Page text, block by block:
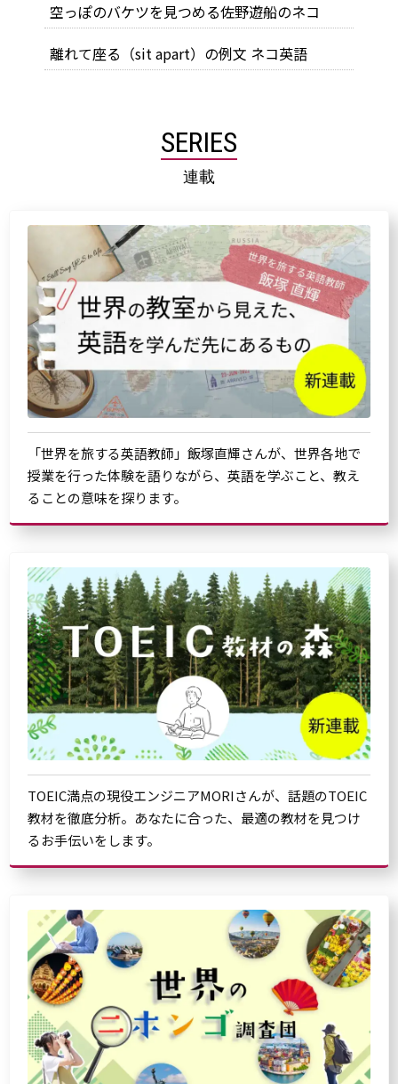
空っぽのバケツを見つめる佐野遊船のネコ
離れて座る（sit apart）の例文 ネコ英語
SERIES
連載
「世界を旅する英語教師」飯塚直輝さんが、世界各地で
授業を行った体験を語りながら、英語を学ぶこと、教え
ることの意味を探ります。
TOEIC満点の現役エンジニアMORIさんが、話題のTOEIC
教材を徹底分析。あなたに合った、最適の教材を見つけ
るお手伝いをします。